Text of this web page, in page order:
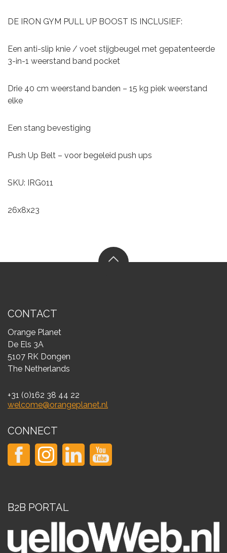
DE IRON GYM PULL UP BOOST IS INCLUSIEF:
Een anti-slip knie / voet stijgbeugel met gepatenteerde
3-in-1 weerstand band pocket
Drie 40 cm weerstand banden – 15 kg piek weerstand
elke
Een stang bevestiging
Push Up Belt – voor begeleid push ups
SKU: IRG011
26x8x23
CONTACT
Orange Planet
De Els 3A
5107 RK Dongen
The Netherlands
+31 (0)162 38 44 22
welcome@orangeplanet.nl
CONNECT
B2B PORTAL